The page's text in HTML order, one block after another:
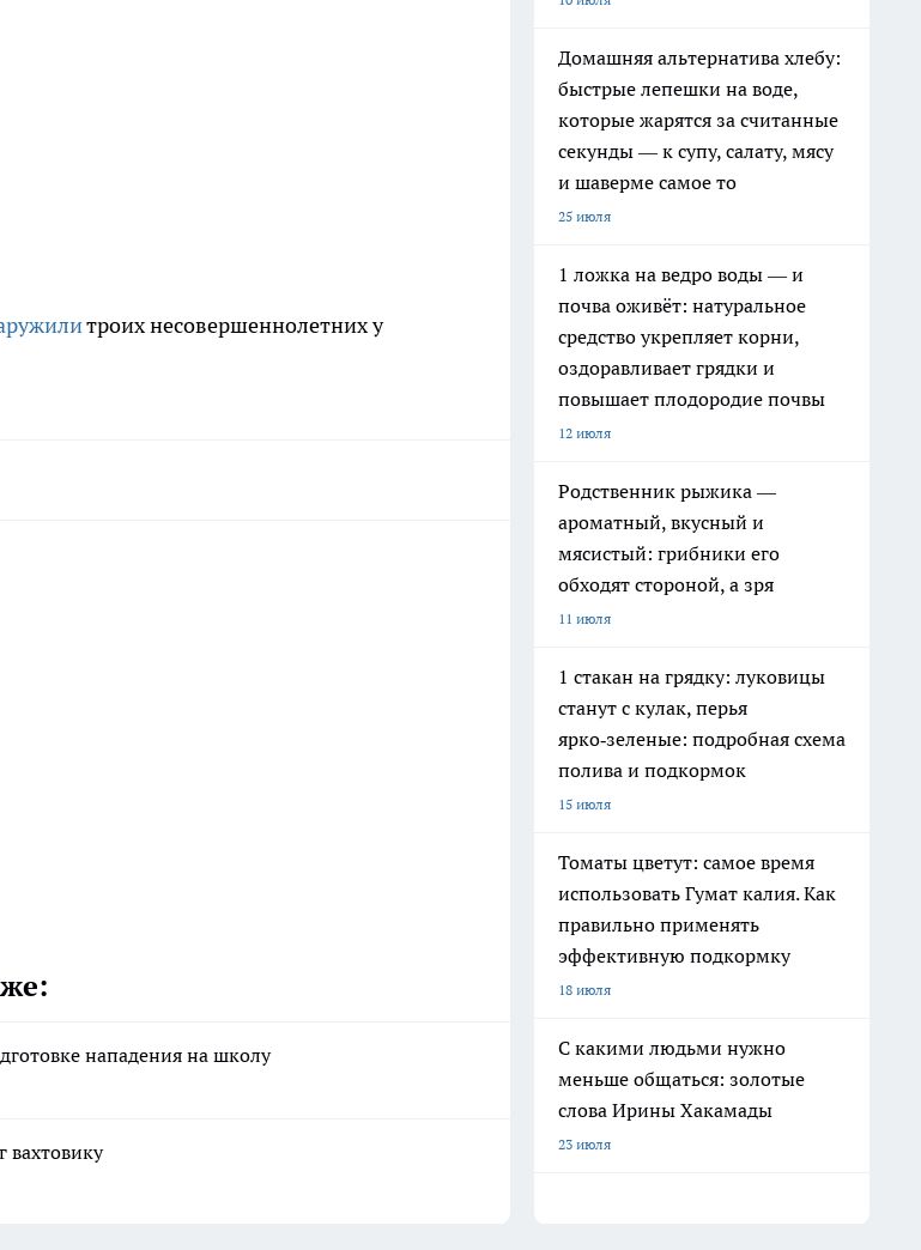
троих несовершеннолетних у
нападения на школу
вахтовику
Домашняя альтернатива хлебу:
быстрые лепешки на воде,
которые жарятся за считанные
секунды — к супу, салату, мясу
и шаверме самое то
25 июля
1 ложка на ведро воды — и
почва оживёт: натуральное
средство укрепляет корни,
оздоравливает грядки и
повышает плодородие почвы
12 июля
Родственник рыжика —
ароматный, вкусный и
мясистый: грибники его
обходят стороной, а зря
11 июля
1 стакан на грядку: луковицы
станут с кулак, перья
ярко‑зеленые: подробная схема
полива и подкормок
15 июля
Томаты цветут: самое время
использовать Гумат калия. Как
правильно применять
эффективную подкормку
18 июля
С какими людьми нужно
меньше общаться: золотые
слова Ирины Хакамады
23 июля